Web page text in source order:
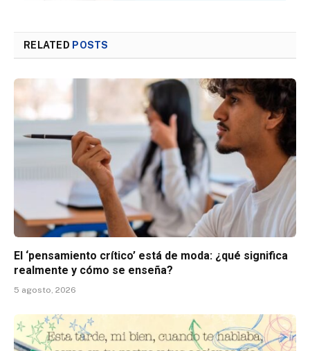
RELATED POSTS
El ‘pensamiento crítico’ está de moda: ¿qué significa
realmente y cómo se enseña?
5 agosto, 2026